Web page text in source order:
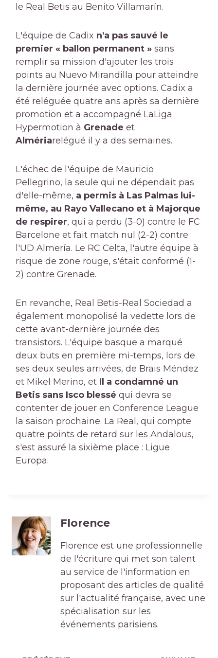
le Real Betis au Benito Villamarín.
L'équipe de Cadix n'a pas sauvé le
premier « ballon permanent » sans
remplir sa mission d'ajouter les trois
points au Nuevo Mirandilla pour atteindre
la dernière journée avec options. Cadix a
été reléguée quatre ans après sa dernière
promotion et a accompagné LaLiga
Hypermotion à Grenade et
Almériarelégué il y a des semaines.
L'échec de l'équipe de Mauricio
Pellegrino, la seule qui ne dépendait pas
d'elle-même, a permis à Las Palmas lui-
même, au Rayo Vallecano et à Majorque
de respirer, qui a perdu (3-0) contre le FC
Barcelone et fait match nul (2-2) contre
l'UD Almería. Le RC Celta, l'autre équipe à
risque de zone rouge, s'était conformé (1-
2) contre Grenade.
En revanche, Real Betis-Real Sociedad a
également monopolisé la vedette lors de
cette avant-dernière journée des
transistors. L'équipe basque a marqué
deux buts en première mi-temps, lors de
ses deux seules arrivées, de Brais Méndez
et Mikel Merino, et Il a condamné un
Betis sans Isco blessé qui devra se
contenter de jouer en Conference League
la saison prochaine. La Real, qui compte
quatre points de retard sur les Andalous,
s'est assuré la sixième place : Ligue
Europa.
Florence
Florence est une professionnelle
de l'écriture qui met son talent
au service de l'information en
proposant des articles de qualité
sur l'actualité française, avec une
spécialisation sur les
événements parisiens.